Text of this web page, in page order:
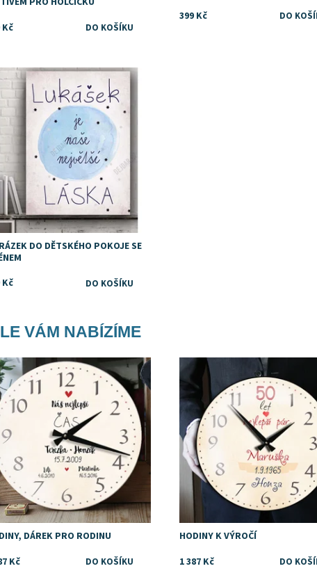
Kč
399 Kč
Skladem
DO DĚTSKÉHO POKOJE SE
Kč
VÁM NABÍZÍME
Skladem
DejDar
DÁREK PRO RODINU
Kč
Dostupnost:
Skladem
Značka:
DejDar
HODINY K VÝROČÍ
1 387 Kč